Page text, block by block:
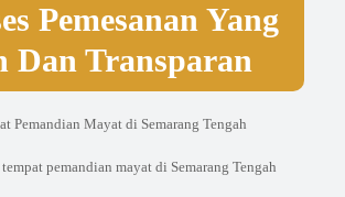
Pemesanan Yang
Dan Transparan
tempat pemandian mayat di Semarang Tengah